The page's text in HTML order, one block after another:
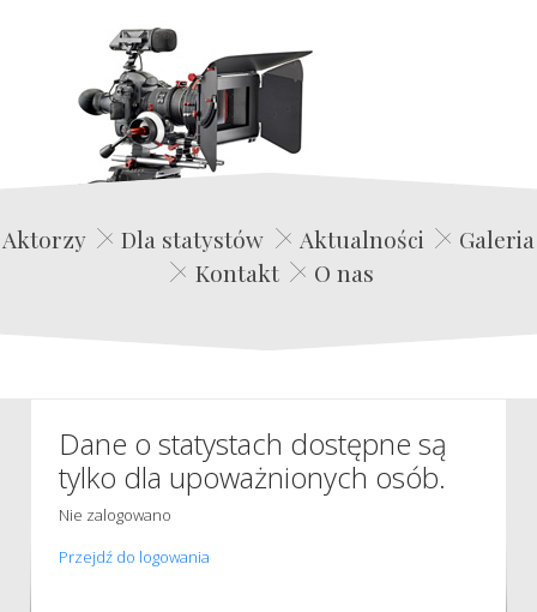
Edwin Film Agencja Aktorska
Aktorzy Dla statystów Aktualności
Galeria
Kontakt
O nas
Dane o statystach dostępne są
tylko dla upoważnionych osób.
Nie zalogowano
Przejdź do logowania